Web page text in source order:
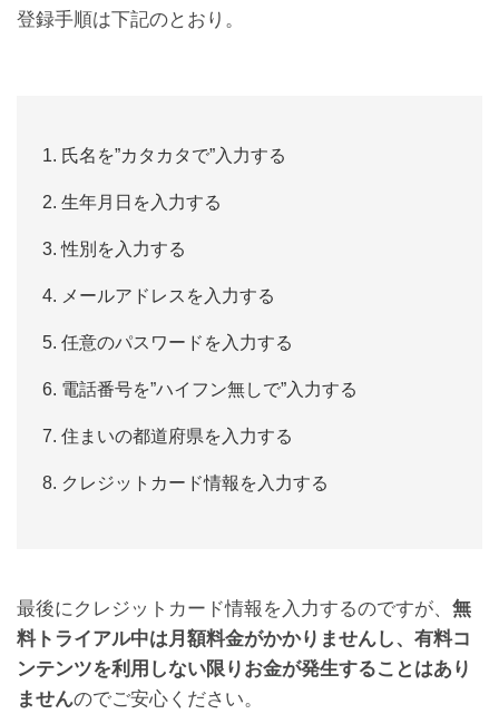
登録手順は下記のとおり。
氏名を”カタカタで”入力する
生年月日を入力する
性別を入力する
メールアドレスを入力する
任意のパスワードを入力する
電話番号を”ハイフン無しで”入力する
住まいの都道府県を入力する
クレジットカード情報を入力する
最後にクレジットカード情報を入力するのですが、 無
料トライアル中は月額料金がかかりませんし、有料コ
ンテンツを利用しない限りお金が発生することはあり
ませんのでご安心ください。